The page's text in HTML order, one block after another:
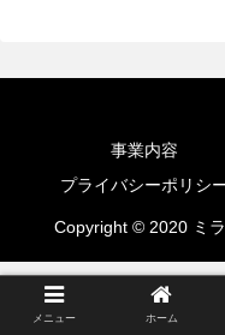
事業内容
プライバシーポリシ
Copyright © 2020 ミ
メニュー ホーム